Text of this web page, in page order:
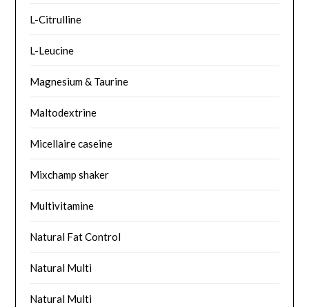
L-Citrulline
L-Leucine
Magnesium & Taurine
Maltodextrine
Micellaire caseine
Mixchamp shaker
Multivitamine
Natural Fat Control
Natural Multi
Natural Multi